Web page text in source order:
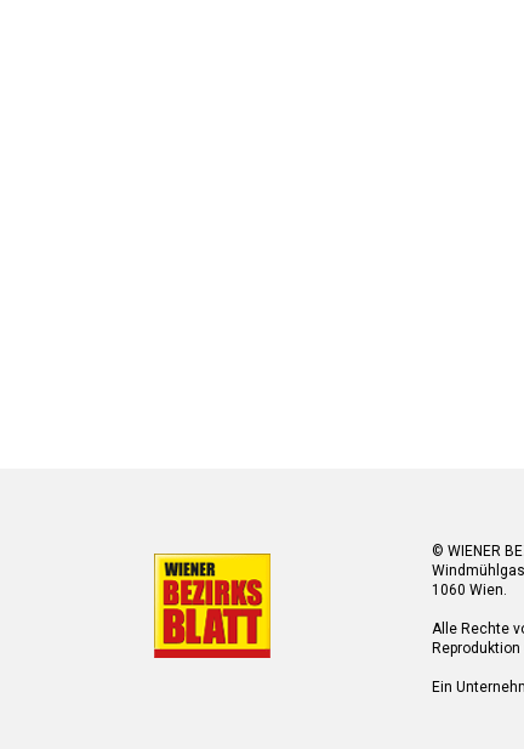
© WIENER
1060 Wien.
Alle Rechte
Ein